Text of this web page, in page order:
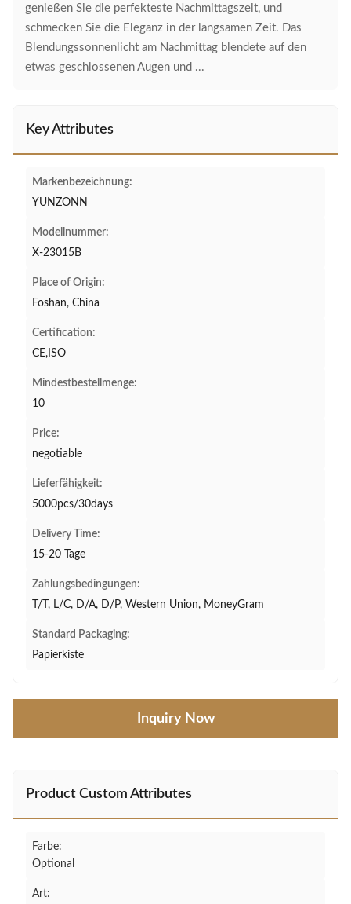
genießen Sie die perfekteste Nachmittagszeit, und
schmecken Sie die Eleganz in der langsamen Zeit. Das
Blendungssonnenlicht am Nachmittag blendete auf den
etwas geschlossenen Augen und ...
Key Attributes
Markenbezeichnung:
YUNZONN
Modellnummer:
X-23015B
Place of Origin:
Foshan, China
Certification:
CE,ISO
Mindestbestellmenge:
10
Price:
negotiable
Lieferfähigkeit:
5000pcs/30days
Delivery Time:
15-20 Tage
Zahlungsbedingungen:
T/T, L/C, D/A, D/P, Western Union, MoneyGram
Standard Packaging:
Papierkiste
Inquiry Now
Product Custom Attributes
Farbe:
Optional
Art: